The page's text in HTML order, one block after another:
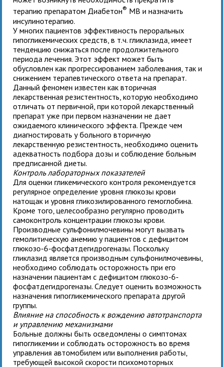
терапию препаратом Диабетон® MB и назначить
инсулинотерапию.
У многих пациентов эффективность пероральных
гипогликемических средств, в т.ч. гликлазида, имеет
тенденцию снижаться после продолжительного
периода лечения. Этот эффект может быть
обусловлен как прогрессированием заболевания, так и
снижением терапевтического ответа на препарат.
Данный феномен известен как вторичная
лекарственная резистентность, которую необходимо
отличать от первичной, при которой лекарственный
препарат уже при первом назначении не дает
ожидаемого клинического эффекта. Прежде чем
диагностировать у больного вторичную
лекарственную резистентность, необходимо оценить
адекватность подбора дозы и соблюдение больным
предписанной диеты.
Контроль лабораторных показателей
Для оценки гликемического контроля рекомендуется
регулярное определение уровня глюкозы крови
натощак и уровня гликозилированного гемоглобина.
Кроме того, целесообразно регулярно проводить
самоконтроль концентрации глюкозы крови.
Производные сульфонилмочевины могут вызвать
гемолитическую анемию у пациентов с дефицитом
глюкозо-6-фосфатдегидрогеназы. Поскольку
гликлазид является производным сульфонилмочевины,
необходимо соблюдать осторожность при его
назначении пациентам с дефицитом глюкозо-6-
фосфатдегидрогеназы. Следует оценить возможность
назначения гипогликемического препарата другой
группы.
Влияние на способность к вождению автотранспорта
и управлению механизмами
Больные должны быть осведомлены о симптомах
гипогликемии и соблюдать осторожность во время
управления автомобилем или выполнения работы,
требующей высокой скорости психомоторных